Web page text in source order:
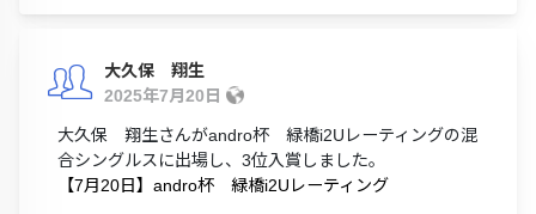
大久保 翔生
2025年7月20日
大久保 翔生さんがandro杯 緑橋i2Uレーティングの混
合シングルスに出場し、3位入賞しました。
【7月20日】andro杯 緑橋i2Uレーティング